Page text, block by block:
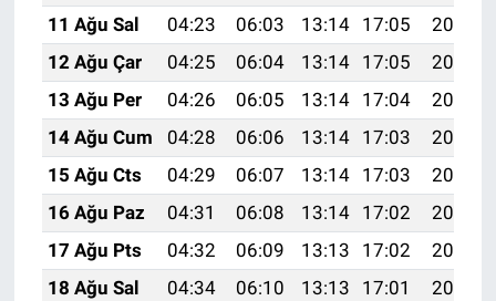
11 Ağu Sal
04:23 06:03 13:14 17:05
20:16
12 Ağu Çar
04:25 06:04 13:14 17:05
20:15
13 Ağu Per
04:26 06:05 13:14 17:04
20:14
14 Ağu Cum
04:28 06:06 13:14 17:03
20:12
15 Ağu Cts
04:29 06:07 13:14 17:03
20:11
16 Ağu Paz
04:31 06:08 13:14 17:02
20:10
17 Ağu Pts
04:32 06:09 13:13 17:02
20:08
18 Ağu Sal
04:34 06:10 13:13 17:01
20:07